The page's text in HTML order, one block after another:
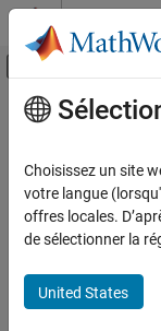
Passer au contenu
Activer/
Accueil de la
Contenu principal
Choisissez un site
votre langue
offres locales.
de sélectionner la
United States